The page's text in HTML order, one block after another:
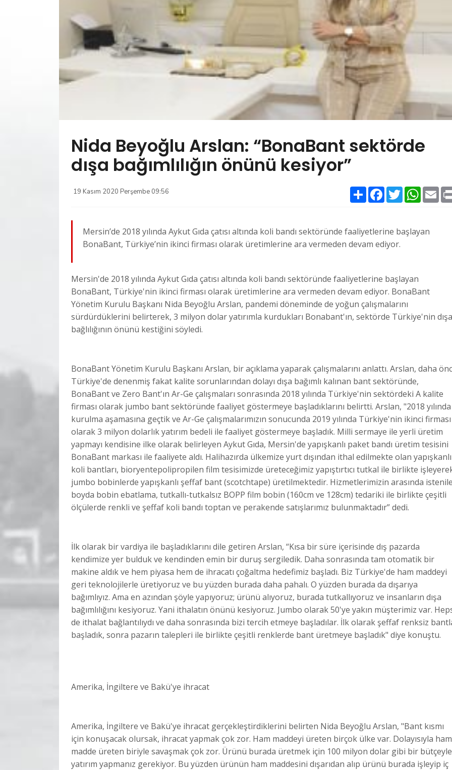
Nida Beyoğlu Arslan: “BonaBant sektörde
dışa bağımlılığın önünü kesiyor”
19 Kasım 2020 Perşembe 09:56 PaylaşFacebookTwitter
Mersin’de 2018 yılında Aykut Gıda çatısı altında koli bandı sektöründe faaliyetlerine başlayan
BonaBant, Türkiye’nin ikinci firması olarak üretimlerine ara vermeden devam ediyor.
Mersin'de 2018 yılında Aykut Gıda çatısı altında koli bandı sektöründe faaliyetlerine başlayan
BonaBant, Türkiye'nin ikinci firması olarak üretimlerine ara vermeden devam ediyor. BonaBant
Yönetim Kurulu Başkanı Nida Beyoğlu Arslan, pandemi döneminde de yoğun çalışmalarını
sürdürdüklerini belirterek, 3 milyon dolar yatırımla kurdukları Bonabant'ın, sektörde Türkiye'nin dışa
bağlılığının önünü kestiğini söyledi.
BonaBant Yönetim Kurulu Başkanı Arslan, bir açıklama yaparak çalışmalarını anlattı. Arslan, daha
Türkiye'de denenmiş fakat kalite sorunlarından dolayı dışa bağımlı kalınan bant sektöründe,
BonaBant ve Zero Bant'ın Ar-Ge çalışmaları sonrasında 2018 yılında Türkiye'nin sektördeki A kalite
firması olarak jumbo bant sektöründe faaliyet göstermeye başladıklarını belirtti. Arslan, "2018 yılında
kurulma aşamasına geçtik ve Ar-Ge çalışmalarımızın sonucunda 2019 yılında Türkiye'nin ikinci firması
olarak 3 milyon dolarlık yatırım bedeli ile faaliyet göstermeye başladık. Milli sermaye ile yerli üretim
yapmayı kendisine ilke olarak belirleyen Aykut Gıda, Mersin'de yapışkanlı paket bandı üretim tesisini
BonaBant markası ile faaliyete aldı. Halihazırda ülkemize yurt dışından ithal edilmekte olan yapışkanlı
koli bantları, bioryentepolipropilen film tesisimizde üreteceğimiz yapıştırtıcı tutkal ile birlikte
jumbo bobinlerde yapışkanlı şeffaf bant (scotchtape) üretilmektedir. Hizmetlerimizin arasında
boyda bobin ebatlama, tutkallı-tutkalsız BOPP film bobin (160cm ve 128cm) tedariki ile birlikte çeşitli
ölçülerde renkli ve şeffaf koli bandı toptan ve perakende satışlarımız bulunmaktadır” dedi.
İlk olarak bir vardiya ile başladıklarını dile getiren Arslan, “Kısa bir süre içerisinde dış pazarda
kendimize yer bulduk ve kendinden emin bir duruş sergiledik. Daha sonrasında tam otomatik bir
makine aldık ve hem piyasa hem de ihracatı çoğaltma hedefimiz başladı. Biz Türkiye'de ham maddeyi
geri teknolojilerle üretiyoruz ve bu yüzden burada daha pahalı. O yüzden burada da dışarıya
bağımlıyız. Ama en azından şöyle yapıyoruz; ürünü alıyoruz, burada tutkallıyoruz ve insanların dışa
bağımlılığını kesiyoruz. Yani ithalatın önünü kesiyoruz. Jumbo olarak 50'ye yakın müşterimiz var.
de ithalat bağlantılıydı ve daha sonrasında bizi tercih etmeye başladılar. İlk olarak şeffaf renksiz
başladık, sonra pazarın talepleri ile birlikte çeşitli renklerde bant üretmeye başladık" diye konuştu.
Amerika, İngiltere ve Bakü'ye ihracat
Amerika, İngiltere ve Bakü'ye ihracat gerçekleştirdiklerini belirten Nida Beyoğlu Arslan, "Bant kısmı
için konuşacak olursak, ihracat yapmak çok zor. Ham maddeyi üreten birçok ülke var. Dolayısıyla ham
madde üreten biriyle savaşmak çok zor. Ürünü burada üretmek için 100 milyon dolar gibi bir bütçeyle
yatırım yapmanız gerekiyor. Bu yüzden ürünün ham maddesini dışarıdan alıp ürünü burada işleyip iç